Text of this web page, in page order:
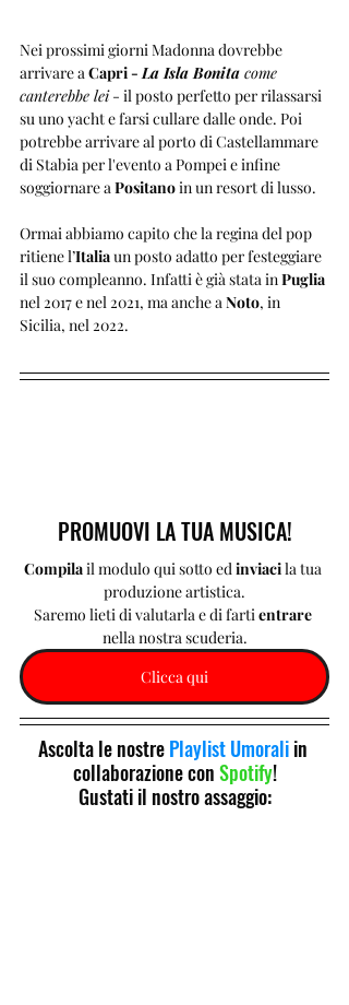
Nei prossimi giorni Madonna dovrebbe
arrivare a Capri - La Isla Bonita come
canterebbe lei - il posto perfetto per rilassarsi
su uno yacht e farsi cullare dalle onde. Poi
potrebbe arrivare al porto di Castellammare
di Stabia per l'evento a Pompei e infine
soggiornare a Positano in un resort di lusso.
Ormai abbiamo capito che la regina del pop
ritiene l’Italia un posto adatto per festeggiare
il suo compleanno. Infatti è già stata in Puglia
nel 2017 e nel 2021, ma anche a Noto, in
Sicilia, nel 2022.
PROMUOVI LA TUA MUSICA!
Compila il modulo qui sotto ed inviaci la tua
produzione artistica.
Saremo lieti di valutarla e di farti entrare
nella nostra scuderia.
Clicca qui
Ascolta le nostre Playlist Umorali in
collaborazione con Spotify!
Gustati il nostro assaggio: